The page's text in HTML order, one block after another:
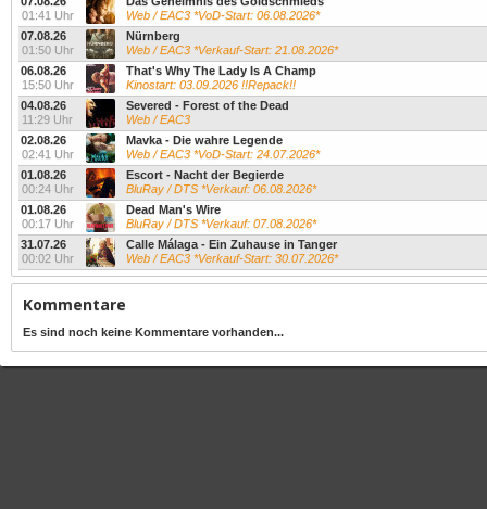
01:41 Uhr
Web / EAC3 *VoD-Start: 06.08.2026*
07.08.26
01:50 Uhr
Nürnberg
Web / EAC3 *Verkauf-Start: 21.08.2026*
06.08.26
15:50 Uhr
That's Why The Lady Is A Champ
Kinostart: 03.09.2026 !!Repack!!
04.08.26
11:29 Uhr
Severed - Forest of the Dead
Web / EAC3
02.08.26
02:41 Uhr
Mavka - Die wahre Legende
Web / EAC3 *VoD-Start: 24.07.2026*
01.08.26
00:24 Uhr
Escort - Nacht der Begierde
BluRay / DTS *Verkauf: 06.08.2026*
01.08.26
00:17 Uhr
Dead Man's Wire
BluRay / DTS *Verkauf: 07.08.2026*
31.07.26
00:02 Uhr
Calle Málaga - Ein Zuhause in Tanger
Web / EAC3 *Verkauf-Start: 30.07.2026*
Kommentare
Es sind noch keine Kommentare vorhanden...